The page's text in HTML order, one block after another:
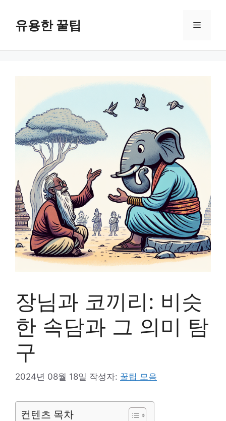
유용한 꿀팁 메
장님과 코끼리: 비슷
한 속담과 그 의미 탐
구
2024년 08월 18일 작성자: 꿀팁 모음
컨텐츠 목차